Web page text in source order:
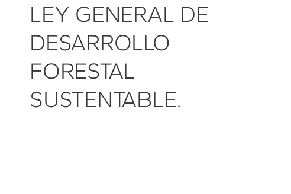
LEY GENERAL DE
DESARROLLO
FORESTAL
SUSTENTABLE.